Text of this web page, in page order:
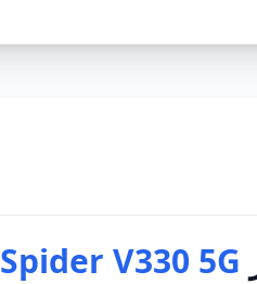
Spider V330 5G